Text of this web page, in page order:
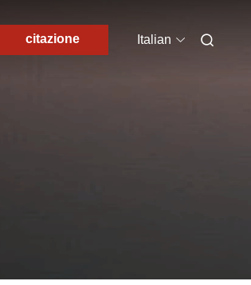
citazione Italian